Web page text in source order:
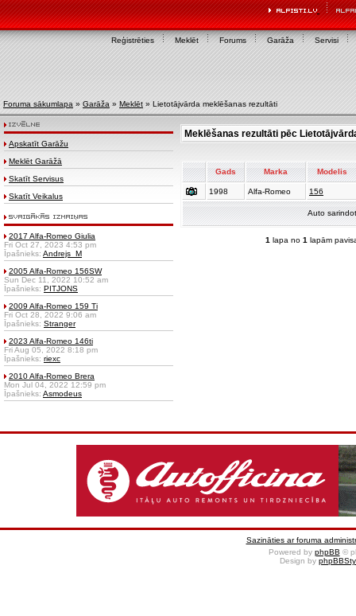
Reģistrēties Meklēt Forums Garāža Servisi
Foruma sākumlapa » Garāža » Meklēt » Lietotājvārda meklēšanas rezultāti
Apskatīt Garāžu
Meklēt Garāžā
Skatīt Servisus
Skatīt Veikalus
2017 Alfa-Romeo Giulia
Fri Oct 27, 2023 4:53 pm
Īpašnieks: Andrejs_M
2005 Alfa-Romeo 156SW
Sun Dec 11, 2022 10:52 am
Īpašnieks: PITJONS
2009 Alfa-Romeo 159 Ti
Fri Oct 28, 2022 9:06 am
Īpašnieks: Stranger
2023 Alfa-Romeo 146ti
Fri Aug 05, 2022 8:18 pm
Īpašnieks: riexc
2010 Alfa-Romeo Brera
Mon Jul 04, 2022 12:59 pm
Īpašnieks: Asmodeus
Meklēšanas rezultāti pēc
Gads Marka Modelis
1998 Alfa-Romeo 156
Auto
1 lapa no 1 lapām
Sazināties ar foruma
Powered by phpBB ©
Design by